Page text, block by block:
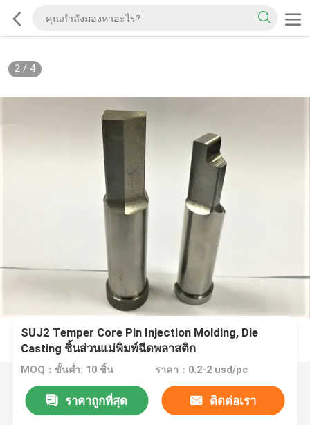
2/ 4
SUJ2 Temper Core Pin Injection Molding, Die
Casting ชิ้นส่วนแม่พิมพ์ฉีดพลาสติก
MOQ：ขั้นต่ำ: 10 ชิ้น ราคา：0.2-2 usd/pc
ราคาถูกที่สุด ติดต่อเรา